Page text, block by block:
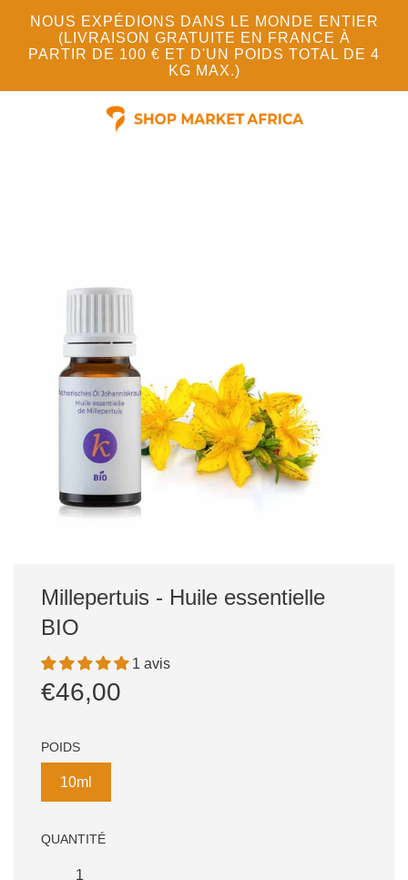
NOUS EXPÉDIONS DANS LE MONDE ENTIER
(LIVRAISON GRATUITE EN FRANCE À
PARTIR DE 100 € ET D'UN POIDS TOTAL DE 4
KG MAX.)
Millepertuis - Huile essentielle
BIO
1 avis
Prix
Prix
régulier
€46,00
POIDS
10ml
QUANTITÉ